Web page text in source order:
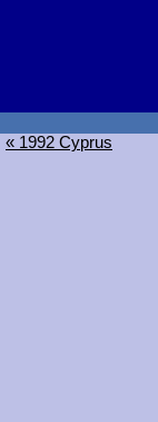
« 1992 Cyprus